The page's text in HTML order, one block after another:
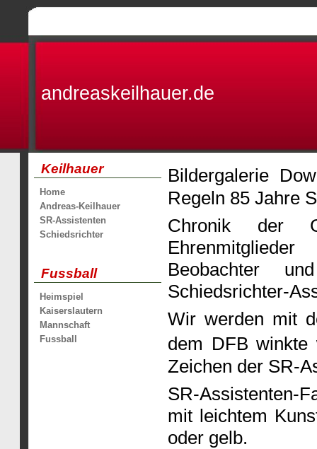
andreaskeilhauer.de
Keilhauer
Home
Andreas-Keilhauer
SR-Assistenten
Schiedsrichter
Fussball
Heimspiel
Kaiserslautern
Mannschaft
Fussball
Bildergalerie
Regeln 85 Jahre
Chronik der
Beobachter
Schiedsrichter-
Wir werden mit
dem DFB
Zeichen der SR-
SR-Assistenten-
mit leichtem
oder gelb.